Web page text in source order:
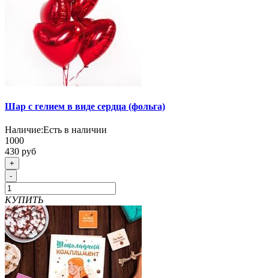
Шар с гелием в виде сердца (фольга)
Наличие:Есть в наличии
1000
430 руб
+
-
КУПИТЬ